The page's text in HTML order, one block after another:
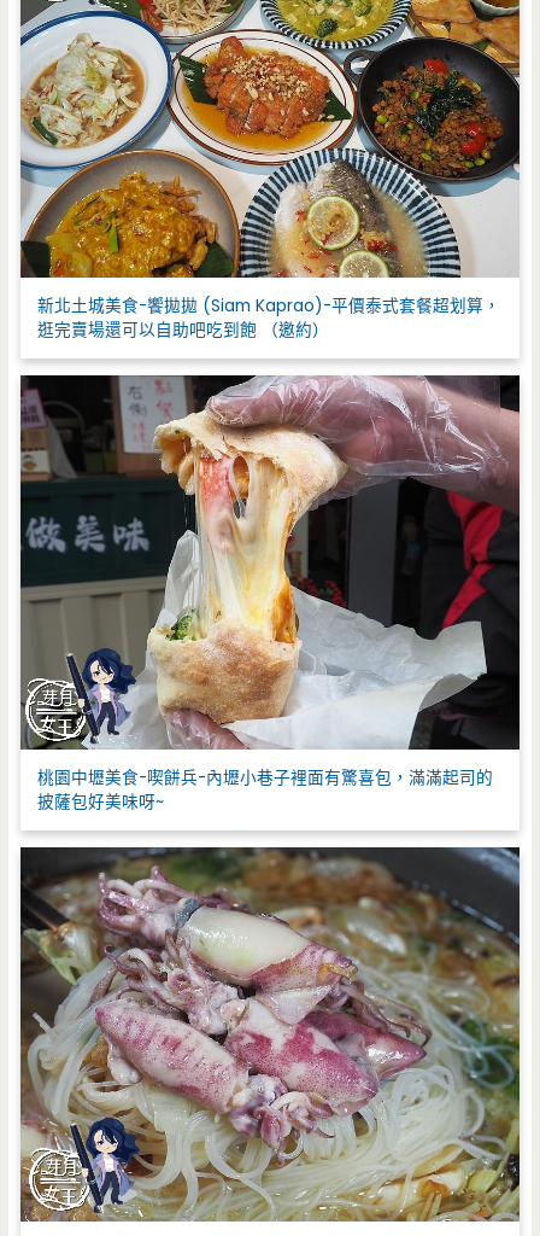
新北土城美食-饗拋拋 (Siam Kaprao)-平價泰式套餐超划算，
逛完賣場還可以自助吧吃到飽 （邀約）
桃園中壢美食-喫餅兵-內壢小巷子裡面有驚喜包，滿滿起司的
披薩包好美味呀~